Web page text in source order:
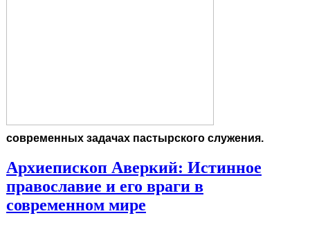
современных задачах пастырского служения.
Архиепископ Аверкий: Истинное
православие и его враги в
современном мире